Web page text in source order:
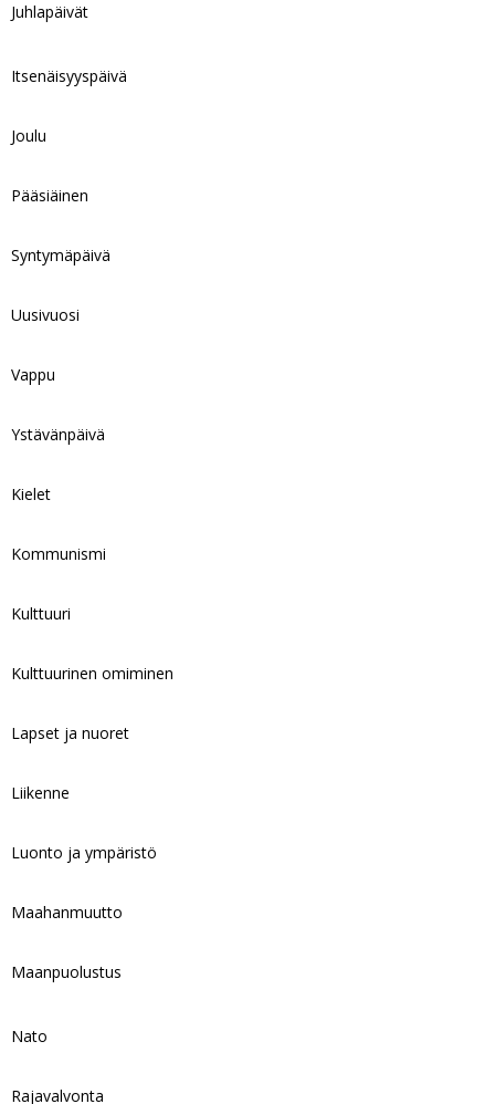
Juhlapäivät
Itsenäisyyspäivä
Joulu
Pääsiäinen
Syntymäpäivä
Uusivuosi
Vappu
Ystävänpäivä
Kielet
Kommunismi
Kulttuuri
Kulttuurinen omiminen
Lapset ja nuoret
Liikenne
Luonto ja ympäristö
Maahanmuutto
Maanpuolustus
Nato
Rajavalvonta